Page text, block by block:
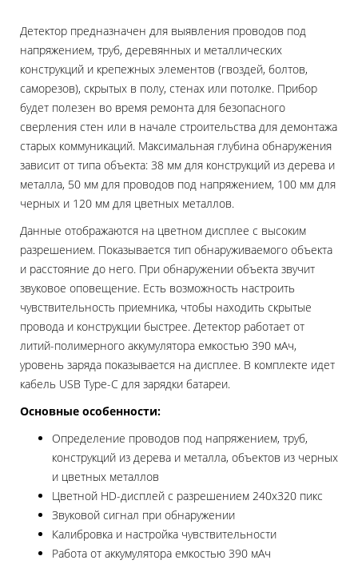
Детектор предназначен для выявления проводов под
напряжением, труб, деревянных и металлических
конструкций и крепежных элементов (гвоздей, болтов,
саморезов), скрытых в полу, стенах или потолке. Прибор
будет полезен во время ремонта для безопасного
сверления стен или в начале строительства для демонтажа
старых коммуникаций. Максимальная глубина обнаружения
зависит от типа объекта: 38 мм для конструкций из дерева и
металла, 50 мм для проводов под напряжением, 100 мм для
черных и 120 мм для цветных металлов.
Данные отображаются на цветном дисплее с высоким
разрешением. Показывается тип обнаруживаемого объекта
и расстояние до него. При обнаружении объекта звучит
звуковое оповещение. Есть возможность настроить
чувствительность приемника, чтобы находить скрытые
провода и конструкции быстрее. Детектор работает от
литий-полимерного аккумулятора емкостью 390 мАч,
уровень заряда показывается на дисплее. В комплекте идет
кабель USB Type-C для зарядки батареи.
Основные особенности:
Определение проводов под напряжением, труб,
конструкций из дерева и металла, объектов из черных
и цветных металлов
Цветной HD-дисплей с разрешением 240x320 пикс
Звуковой сигнал при обнаружении
Калибровка и настройка чувствительности
Работа от аккумулятора емкостью 390 мАч